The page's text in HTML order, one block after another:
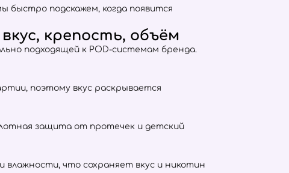
быстро подскажем, когда появится
крепость, объём
подходящей к POD-системам бренда.
поэтому вкус раскрывается
защита от протечек и детский
что сохраняет вкус и никотин